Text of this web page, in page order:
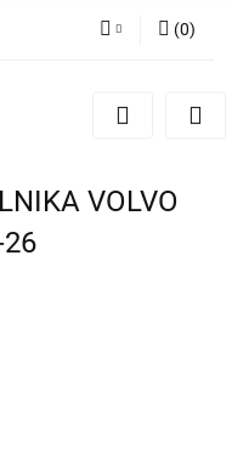
Zarejestruj się
(0)
VOLVO